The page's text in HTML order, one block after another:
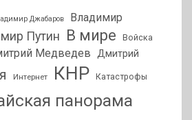
Джабаров
Владимир
Путин В мире Войска
Медведев Дмитрий
Интернет КНР Катастрофы
панорама